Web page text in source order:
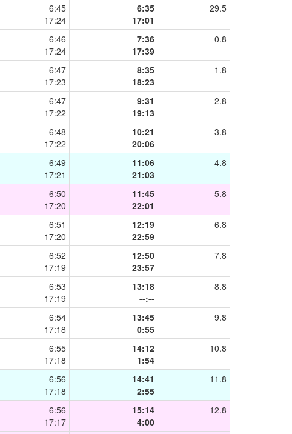
6:45
17:24
6:35
17:01
29.5
6:46
17:24
7:36
17:39
0.8
6:47
17:23
8:35
18:23
1.8
6:47
17:22
9:31
19:13
2.8
6:48
17:22
10:21
20:06
3.8
6:49
17:21
11:06
21:03
4.8
6:50
17:20
11:45
22:01
5.8
6:51
17:20
12:19
22:59
6.8
6:52
17:19
12:50
23:57
7.8
6:53
17:19
13:18
--:--
8.8
6:54
17:18
13:45
0:55
9.8
6:55
17:18
14:12
1:54
10.8
6:56
17:18
14:41
2:55
11.8
6:56
17:17
15:14
4:00
12.8